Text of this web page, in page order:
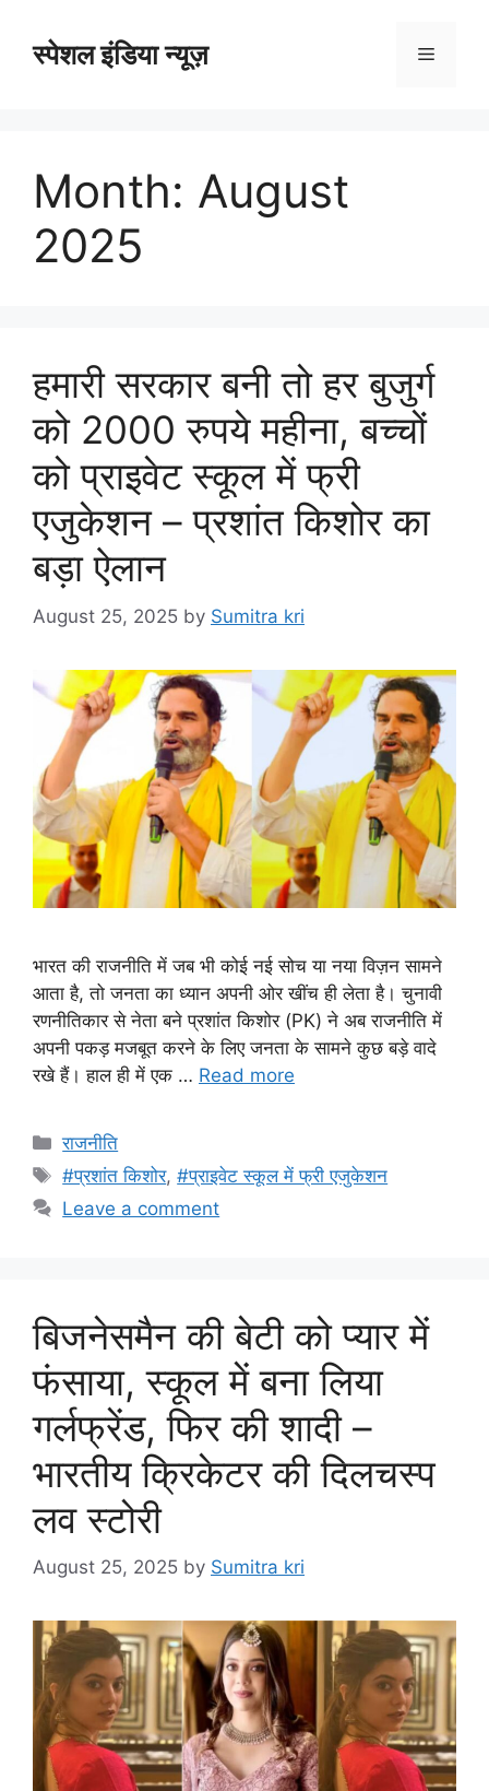
contentस्पेशल इंडिया न्यूज़ Menu
Month: August
2025
हमारी सरकार बनी तो हर बुजुर्ग
को 2000 रुपये महीना, बच्चों
को प्राइवेट स्कूल में फ्री
एजुकेशन – प्रशांत किशोर का
बड़ा ऐलान
August 25, 2025 by Sumitra kri
भारत की राजनीति में जब भी कोई नई सोच या नया विज़न सामने
आता है, तो जनता का ध्यान अपनी ओर खींच ही लेता है। चुनावी
रणनीतिकार से नेता बने प्रशांत किशोर (PK) ने अब राजनीति में
अपनी पकड़ मजबूत करने के लिए जनता के सामने कुछ बड़े वादे
रखे हैं। हाल ही में एक … Read more
Categories
राजनीति
Tags
#प्रशांत किशोर,#प्राइवेट स्कूल में फ्री एजुकेशन
Leave a comment
बिजनेसमैन की बेटी को प्यार में
फंसाया, स्कूल में बना लिया
गर्लफ्रेंड, फिर की शादी –
भारतीय क्रिकेटर की दिलचस्प
लव स्टोरी
August 25, 2025 by Sumitra kri